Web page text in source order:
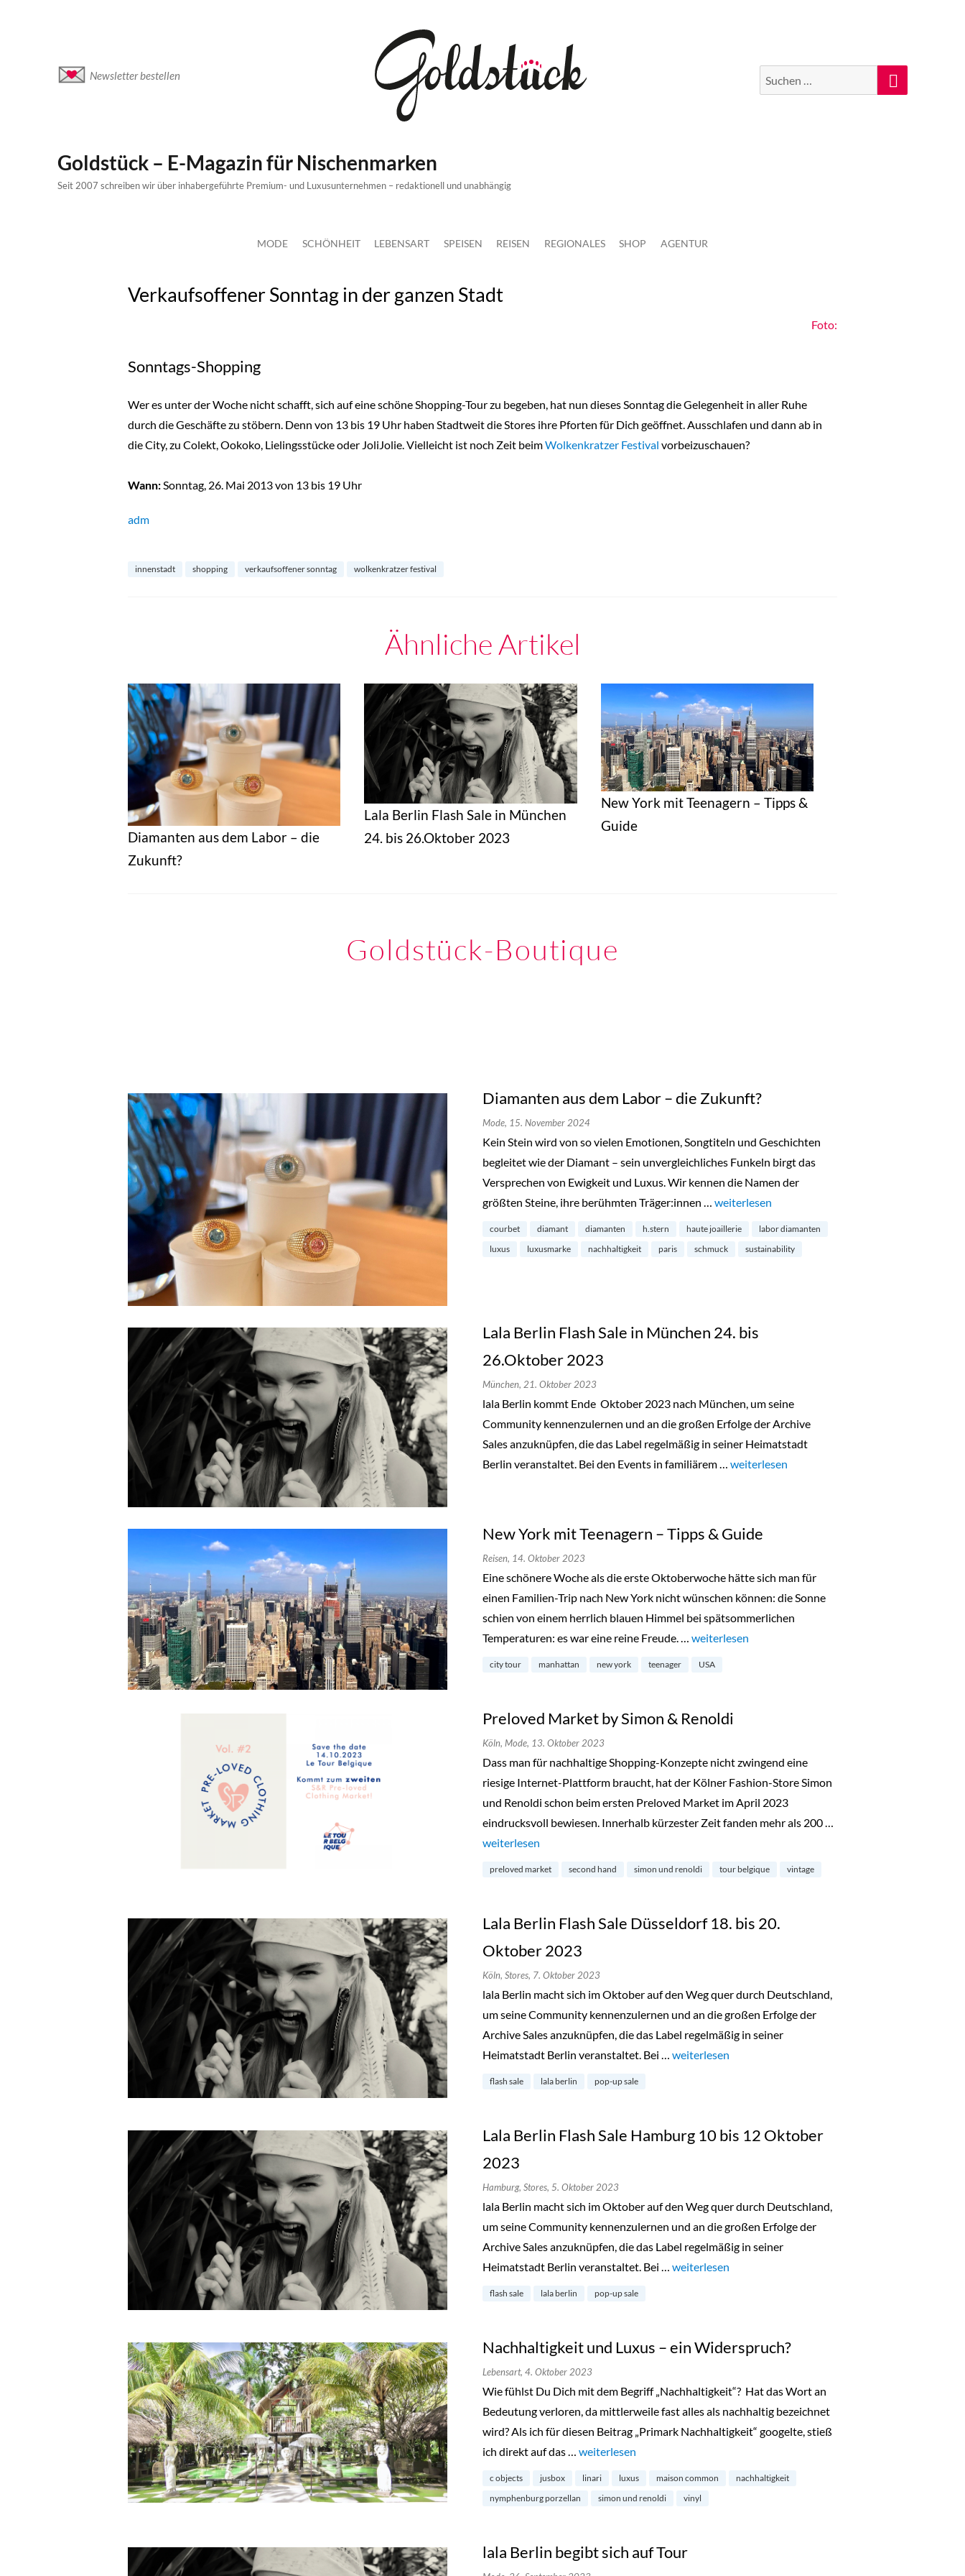
Newsletter bestellen
Suche
nach:
Suchen
Goldstück – E-Magazin für Nischenmarken
Seit 2007 schreiben wir über inhabergeführte Premium- und Luxusunternehmen – redaktionell und unabhängig
MODE SCHÖNHEIT LEBENSART SPEISEN REISEN REGIONALES SHOP AGENTUR
Verkaufsoffener Sonntag in der ganzen Stadt
Foto:
Sonntags-Shopping
Wer es unter der Woche nicht schafft, sich auf eine schöne Shopping-Tour zu begeben, hat nun dieses Sonntag die Gelegenheit in aller Ruhe
durch die Geschäfte zu stöbern. Denn von 13 bis 19 Uhr haben Stadtweit die Stores ihre Pforten für Dich geöffnet. Ausschlafen und dann ab in
die City, zu Colekt, Ookoko, Lielingsstücke oder JoliJolie. Vielleicht ist noch Zeit beimWolkenkratzer Festival vorbeizuschauen?
Wann:Sonntag, 26. Mai 2013 von 13 bis 19 Uhr
adm
innenstadt shopping verkaufsoffener sonntag wolkenkratzer festival
Ähnliche Artikel
Diamanten aus dem Labor – die
Zukunft?
Lala Berlin Flash Sale in München
24. bis 26.Oktober 2023
New York mit Teenagern – Tipps &
Guide
Goldstück-Boutique
Diamanten aus dem Labor – die Zukunft?
Mode, 15. November 2024
Kein Stein wird von so vielen Emotionen, Songtiteln und Geschichten
begleitet wie der Diamant – sein unvergleichliches Funkeln birgt das
Versprechen von Ewigkeit und Luxus. Wir kennen die Namen der
größten Steine, ihre berühmten Träger:innen … „Diamanten aus dem Labor – die Zukunft?“
weiterlesen
courbet diamant diamanten h.stern haute joaillerie
labor diamanten
luxus
luxusmarke nachhaltigkeit paris schmuck sustainability
Lala Berlin Flash Sale in München 24. bis
26.Oktober 2023
München, 21. Oktober 2023
lala Berlin kommt Ende Oktober 2023 nach München, um seine
Community kennenzulernen und an die großen Erfolge der Archive
Sales anzuknüpfen, die das Label regelmäßig in seiner Heimatstadt
Berlin veranstaltet. Bei den Events in familiärem … „Lala Berlin Flash Sale in München 24. bis
weiterlesen
New York mit Teenagern – Tipps & Guide
Reisen, 14. Oktober 2023
Eine schönere Woche als die erste Oktoberwoche hätte sich man für
einen Familien-Trip nach New York nicht wünschen können: die Sonne
schien von einem herrlich blauen Himmel bei spätsommerlichen
Temperaturen: es war eine reine Freude. … „New York mit Teenagern – Tipps & Guide“
weiterlesen
city tour manhattan new york teenager USA
Preloved Market by Simon & Renoldi
Köln, Mode, 13. Oktober 2023
Dass man für nachhaltige Shopping-Konzepte nicht zwingend eine
riesige Internet-Plattform braucht, hat der Kölner Fashion-Store Simon
und Renoldi schon beim ersten Preloved Market im April 2023
eindrucksvoll bewiesen. Innerhalb kürzester Zeit fanden mehr als 200 …
„Preloved Market by Simon & Renoldi“
weiterlesen
preloved market second hand simon und renoldi tour belgique vintage
Lala Berlin Flash Sale Düsseldorf 18. bis 20.
Oktober 2023
Köln, Stores, 7. Oktober 2023
lala Berlin macht sich im Oktober auf den Weg quer durch Deutschland,
um seine Community kennenzulernen und an die großen Erfolge der
Archive Sales anzuknüpfen, die das Label regelmäßig in seiner
Heimatstadt Berlin veranstaltet. Bei … „Lala Berlin Flash Sale Düsseldorf 18. bis 20. Oktober 2023“
weiterlesen
flash sale lala berlin pop-up sale
Lala Berlin Flash Sale Hamburg 10 bis 12 Oktober
2023
Hamburg, Stores, 5. Oktober 2023
lala Berlin macht sich im Oktober auf den Weg quer durch Deutschland,
um seine Community kennenzulernen und an die großen Erfolge der
Archive Sales anzuknüpfen, die das Label regelmäßig in seiner
Heimatstadt Berlin veranstaltet. Bei … „Lala Berlin Flash Sale Hamburg 10 bis 12 Oktober 2023“
weiterlesen
flash sale lala berlin pop-up sale
Nachhaltigkeit und Luxus – ein Widerspruch?
Lebensart, 4. Oktober 2023
Wie fühlst Du Dich mit dem Begriff „Nachhaltigkeit“? Hat das Wort an
Bedeutung verloren, da mittlerweile fast alles als nachhaltig bezeichnet
wird? Als ich für diesen Beitrag „Primark Nachhaltigkeit“ googelte, stieß
ich direkt auf das … „Nachhaltigkeit und Luxus – ein Widerspruch?“
weiterlesen
c objects jusbox linari luxus maison common
nachhaltigkeit
nymphenburg porzellan
simon und renoldi vinyl
lala Berlin begibt sich auf Tour